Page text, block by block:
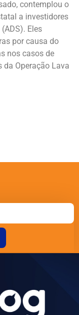
contemplou o
a investidores
Eles
por causa do
nos casos de
da Operação Lava